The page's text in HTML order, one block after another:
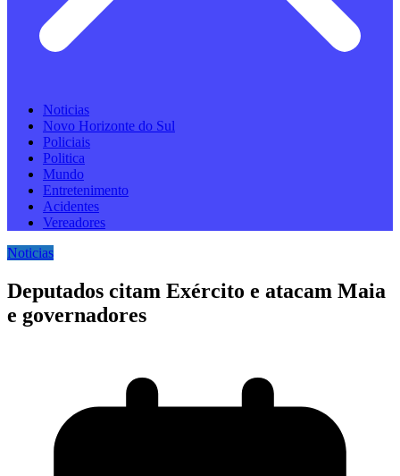
Noticias
Novo Horizonte do Sul
Policiais
Politica
Mundo
Entretenimento
Acidentes
Vereadores
Noticias
Deputados citam Exército e atacam Maia
e governadores